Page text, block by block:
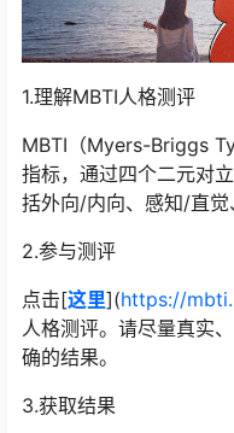
1.理解MBTI人格测评
MBTI（Myers-Briggs
指标，通过四个二元对
括外向/内向、感知/直觉
2.参与测评
点击[这里](https://
人格测评。请尽量真实
确的结果。
3.获取结果